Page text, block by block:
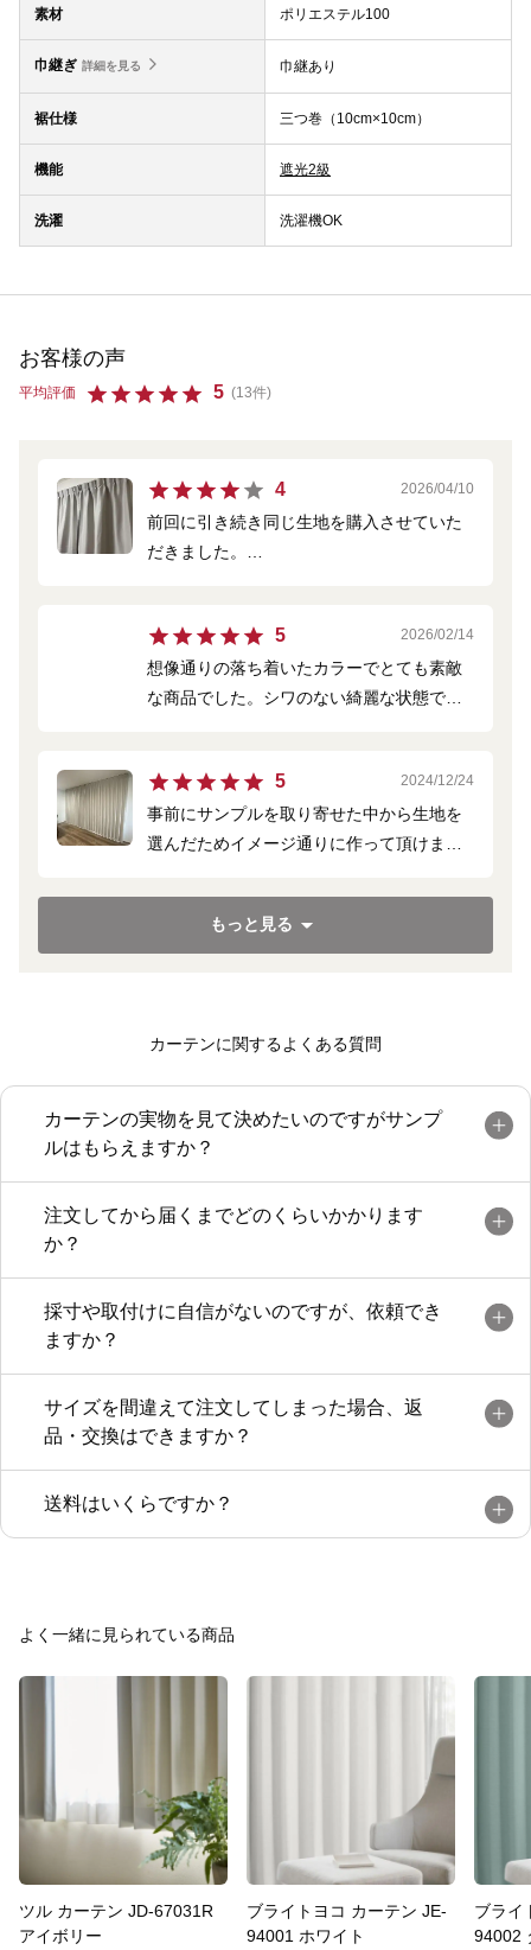
素材 ポリエステル100
巾継ぎ 詳細を見る 巾継あり
裾仕様 三つ巻（10cm×10cm）
機能 遮光2級
洗濯 洗濯機OK
お客様の声
平均評価 5 (13件)
4 2026/04/10
前回に引き続き同じ生地を購入させていた
だきました。
今回はプリーツ加工なしにしたのですが、
あった方が見た目がきれいだったかなと思
いました。
5 2026/02/14
想像通りの落ち着いたカラーでとても素敵
な商品でした。シワのない綺麗な状態で届
5 2024/12/24
事前にサンプルを取り寄せた中から生地を
選んだためイメージ通りに作って頂けまし
間に柱を挟んで掃き出し窓が2枚並んでいる
間取りなので思い切ってレールを長い一本
プリーツ加工もしてもらったので縦ライン
があるので夜カーテンを閉めるととても雰
囲気が良くて気に入っています。
ギリになってしまう事です。
もっと見る
カーテンに関するよくある質問
カーテンの実物を見て決めたいのですがサンプ
ルはもらえますか？
注文してから届くまでどのくらいかかります
か？
採寸や取付けに自信がないのですが、依頼でき
ますか？
サイズを間違えて注文してしまった場合、返
品・交換はできますか？
送料はいくらですか？
よく一緒に見られている商品
ツル カーテン JD-67031R
アイボリー
ブライトヨコ カーテン JE-
94001 ホワイト
ブライ
94002